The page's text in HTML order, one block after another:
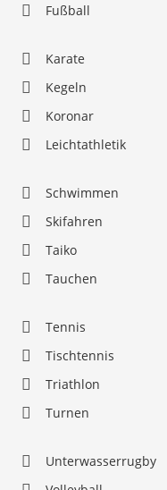
Fußball
Karate
Kegeln
Koronar
Leichtathletik
Schwimmen
Skifahren
Taiko
Tauchen
Tennis
Tischtennis
Triathlon
Turnen
Unterwasserrugby